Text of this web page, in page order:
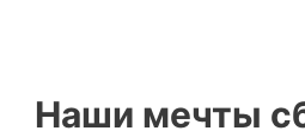
Наши мечты